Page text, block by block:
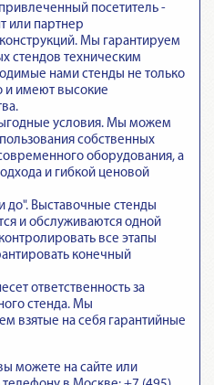
посетитель -
или партнер
Мы гарантируем
стендов техническим
нами стенды не только
и имеют высокие
условия. Мы можем
собственных
оборудования, а
и гибкой ценовой
до". Выставочные стенды
и обслуживаются одной
все этапы
конечный
ответственность за
стенда. Мы
взятые на себя гарантийные
можете на сайте или